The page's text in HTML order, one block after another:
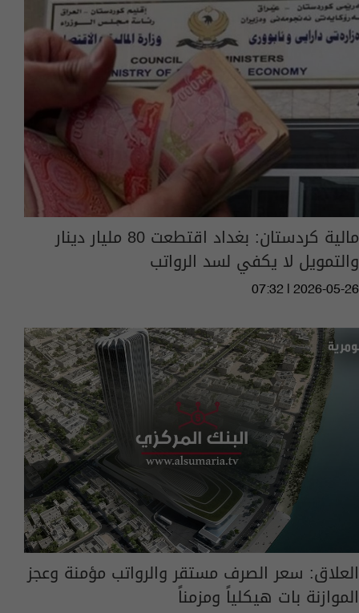
مالية كردستان: بغداد اقتطعت 80 مليار دينار
والتمويل لا يكفي لسد الرواتب
07:32 | 2026-05-26
العلاق: سعر الصرف مستقر والرواتب مؤمنة وعجز
الموازنة بات هيكلياً ومزمناً